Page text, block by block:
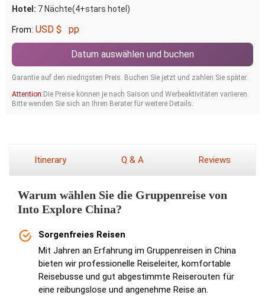
Hotel: 7 Nächte(4+stars hotel)
From: USD $ pp
Datum auswählen und buchen
Garantie auf den niedrigsten Preis. Buchen Sie jetzt und zahlen Sie später.
Attention:Die Preise können je nach Saison und Werbeaktivitäten variieren.
Bitte wenden Sie sich an Ihren Berater für weitere Details.
Itinerary Q & A Reviews
Warum wählen Sie die Gruppenreise von
Into Explore China?
Sorgenfreies Reisen
Mit Jahren an Erfahrung im Gruppenreisen in China
bieten wir professionelle Reiseleiter, komfortable
Reisebusse und gut abgestimmte Reiserouten für
eine reibungslose und angenehme Reise an.